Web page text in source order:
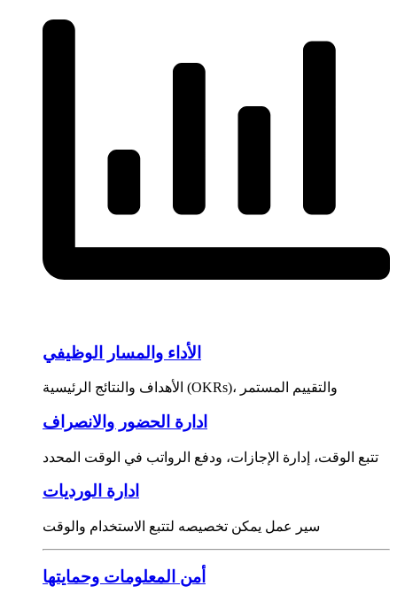
الأداء والمسار الوظيفي
الأهداف والنتائج الرئيسية (OKRs)، والتقييم المستمر
ادارة الحضور والانصراف
تتبع الوقت، إدارة الإجازات، ودفع الرواتب في الوقت المحدد
ادارة الورديات
سير عمل يمكن تخصيصه لتتبع الاستخدام والوقت
أمن المعلومات وحمايتها